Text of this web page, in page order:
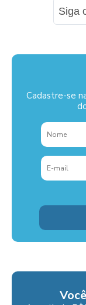
Siga
Cadastre-se